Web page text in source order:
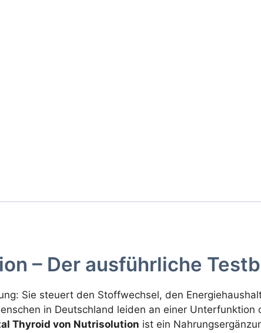
– Der ausführliche
Sie steuert den Stoffwechsel, den
in Deutschland leiden an einer Unterfunktion
Thyroid von Nutrisolution ist ein